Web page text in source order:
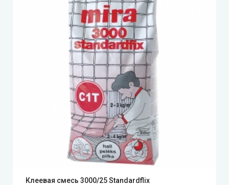
Клеевая смесь 3000/25 Standardflix